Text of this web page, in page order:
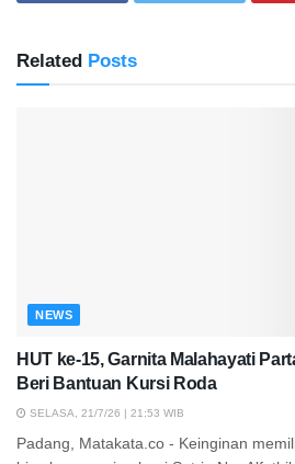
Related Posts
NEWS
HUT ke-15, Garnita Malahayati
Beri Bantuan Kursi Roda
SELASA, 21/7/26 | 21:53 WIB
Padang, Matakata.co - Keinginan